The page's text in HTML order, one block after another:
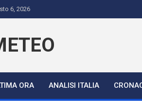
6, 2026
ORA ANALISI ITALIA